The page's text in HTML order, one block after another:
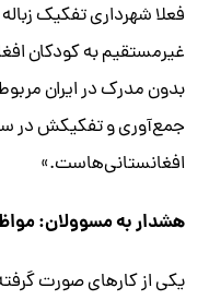
فعلا شهرداری تفکیک
غیرمستقیم به کودکان
بدون مدرک در ایران
جمع‌آوری و تفکیکش در
افغانستانی‌هاست.»
هشدار به مسوولان:‌
یکی از کارهای صورت